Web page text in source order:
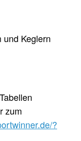
und Keglern
zum
?